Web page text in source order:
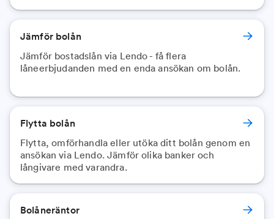
Jämför bolån
Jämför bostadslån via Lendo - få flera
låneerbjudanden med en enda ansökan om bolån.
Flytta bolån
Flytta, omförhandla eller utöka ditt bolån genom en
ansökan via Lendo. Jämför olika banker och
långivare med varandra.
Bolåneräntor